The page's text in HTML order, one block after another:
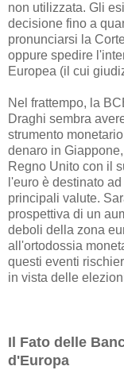
non utilizzata. Gli
decisione fino a
pronunciarsi la
oppure spedire
Europea (il cui
Nel frattempo, la
Draghi sembra
strumento
denaro in
Regno Unito con il
l'euro è destinato
principali valute.
prospettiva di un
deboli della zona
all'ortodossia
questi eventi
in vista delle
Il Fato delle
d'Europa